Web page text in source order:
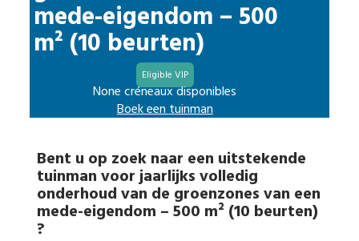
mede-eigendom – 500
m² (10 beurten)
Eligible VIP
None créneaux disponibles
Boek een tuinman
Bent u op zoek naar een uitstekende
tuinman voorjaarlijks volledig
onderhoud van de groenzones van een
mede-eigendom – 500 m² (10 beurten)
?